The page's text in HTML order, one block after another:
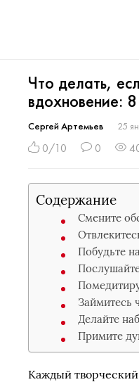
Что делать,
вдохновение:
Сергей Артемьев 25
0/10 0
Содержание
Смените
Побудьте
Займитесь
Делайте
Примите
Каждый творческий